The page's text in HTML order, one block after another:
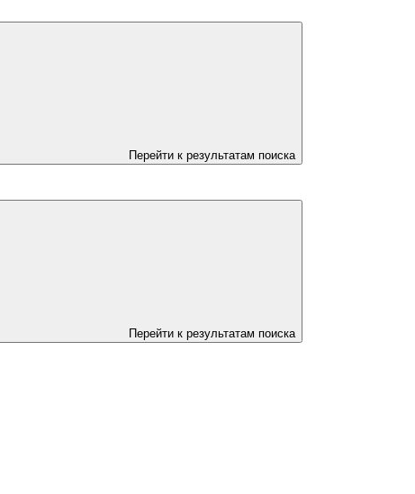
Перейти к результатам поиска
Перейти к результатам поиска